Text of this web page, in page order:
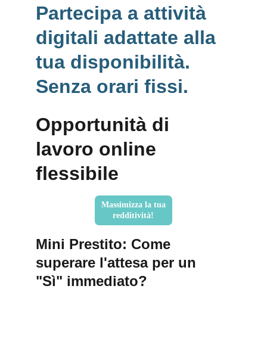
Opportunità di
lavoro online
flessibile
Partecipa a attività
digitali adattate alla
tua disponibilità.
Senza orari fissi.
Massimizza la tua
redditività!
Mini Prestito: Come
superare l'attesa per un
"Sì" immediato?